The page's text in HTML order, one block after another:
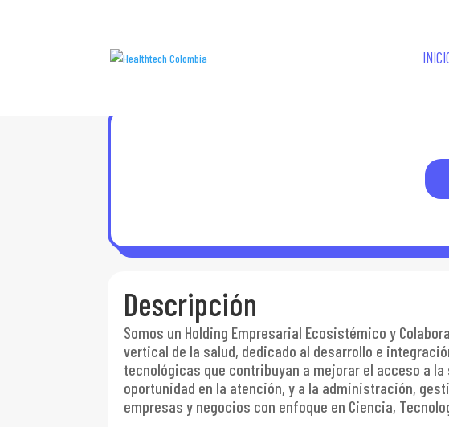
Descripción
Somos un Holding Empresarial Ecosistémico y
vertical de la salud, dedicado al desarrollo e
tecnológicas que contribuyan a mejorar el acceso a la
oportunidad en la atención, y a la administración,
empresas y negocios con enfoque en Ciencia,